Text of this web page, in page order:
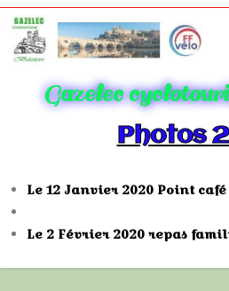
Gazelec
Photos
Le 12 Janvier 2020 Point
Le 2 Février 2020 repas